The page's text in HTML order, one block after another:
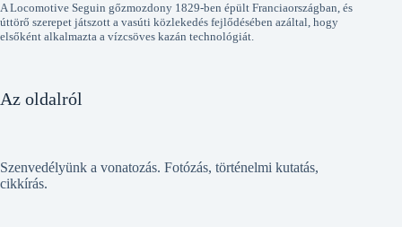
A Locomotive Seguin gőzmozdony 1829-ben épült Franciaországban, és
úttörő szerepet játszott a vasúti közlekedés fejlődésében azáltal, hogy
elsőként alkalmazta a vízcsöves kazán technológiát.
Az oldalról
Szenvedélyünk a vonatozás. Fotózás, történelmi kutatás,
cikkírás.